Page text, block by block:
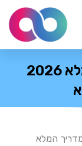
קורס קואצ'ינג: המדריך המלא 2026
המלא